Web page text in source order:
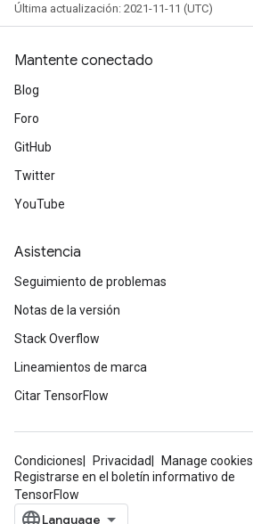
Última actualización: 2021-11-11 (UTC)
Mantente conectado
Blog
Foro
GitHub
Twitter
YouTube
Asistencia
Seguimiento de problemas
Notas de la versión
Stack Overflow
Lineamientos de marca
Citar TensorFlow
Condiciones Privacidad
Manage cookies
Registrarse en el boletín informativo de
TensorFlow